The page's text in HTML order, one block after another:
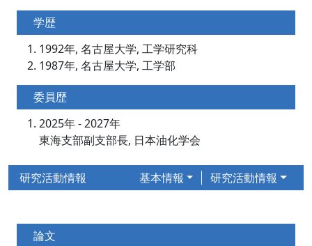
学歴
1992年, 名古屋大学, 工学研究科
1987年, 名古屋大学, 工学部
委員歴
2025年 - 2027年
東海支部副支部長, 日本油化学会
研究活動情報 基本情報 研究活動情報
論文